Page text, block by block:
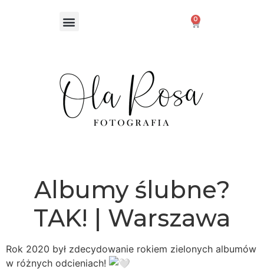
0
Albumy ślubne?
TAK! | Warszawa
Rok 2020 był zdecydowanie rokiem zielonych albumów
w różnych odcieniach!